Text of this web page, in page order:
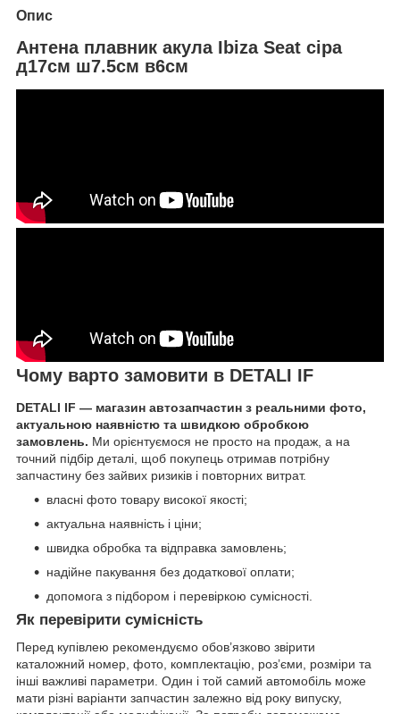
Опис
Антена плавник акула Ibiza Seat сіра
д17см ш7.5см в6см
Чому варто замовити в DETALI IF
DETALI IF — магазин автозапчастин з реальними фото,
актуальною наявністю та швидкою обробкою
замовлень. Ми орієнтуємося не просто на продаж, а на
точний підбір деталі, щоб покупець отримав потрібну
запчастину без зайвих ризиків і повторних витрат.
власні фото товару високої якості;
актуальна наявність і ціни;
швидка обробка та відправка замовлень;
надійне пакування без додаткової оплати;
допомога з підбором і перевіркою сумісності.
Як перевірити сумісність
Перед купівлею рекомендуємо обов’язково звірити
каталожний номер, фото, комплектацію, роз’єми, розміри та
інші важливі параметри. Один і той самий автомобіль може
мати різні варіанти запчастин залежно від року випуску,